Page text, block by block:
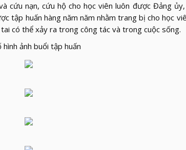
cứu nạn, cứu hộ cho học viên luôn được Đảng ủy,
tập huấn hàng năm năm nhằm trang bị cho học
có thể xảy ra trong công tác và trong cuộc sống.
hình ảnh buổi tập huấn